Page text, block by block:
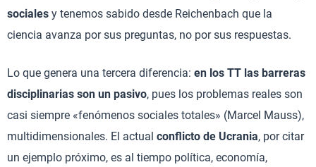
sociales y tenemos sabido desde Reichenbach que la
ciencia avanza por sus preguntas, no por sus respuestas.
Lo que genera una tercera diferencia: en los TT las barreras
disciplinarias son un pasivo, pues los problemas reales son
casi siempre «fenómenos sociales totales» (Marcel Mauss),
multidimensionales. El actual conflicto de Ucrania, por citar
un ejemplo próximo, es al tiempo política, economía,